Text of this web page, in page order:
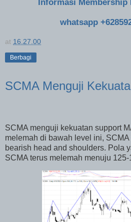
Informasi
whatsapp
at 16.27.00
Berbagi
SCMA Menguji
SCMA menguji kekuatan support
melemah di bawah level ini,
bearish head and shoulders. Pola
SCMA terus melemah menuju 125-